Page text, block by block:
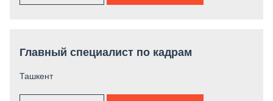
Главный специалист по кадрам
Ташкент